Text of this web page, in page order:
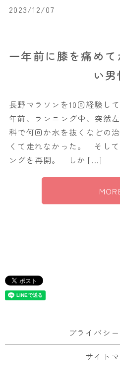
2023/12/07
一年前に膝を痛め
い男
長野マラソンを10回経験し
年前、ランニング中、突然
科で何回か水を抜くなどの
くて走れなかった。 そし
ングを再開。 しか […]
プライバシ
サイト